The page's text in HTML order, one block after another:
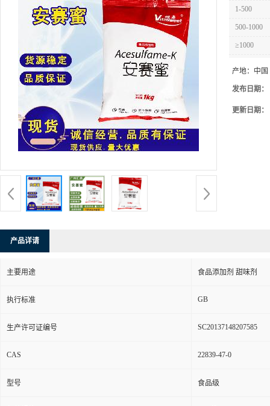
1-500
500-1000
≥1000
产地： 中国
发布日期：
更新日期：
产品详请
主要用途 食品添加剂 甜味剂
执行标准 GB
生产许可证编号 SC20137148207585
CAS 22839-47-0
型号 食品级